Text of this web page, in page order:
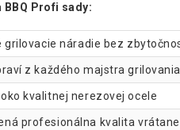
Profi sady:
grilovacie náradie bez
z každého majstra
kvalitnej nerezovej ocele
profesionálna kvalita